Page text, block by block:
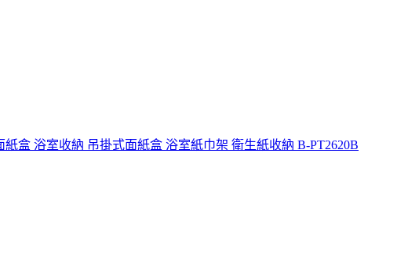
盒 浴室收納 吊掛式面紙盒 浴室紙巾架 衛生紙收納 B-PT2620B